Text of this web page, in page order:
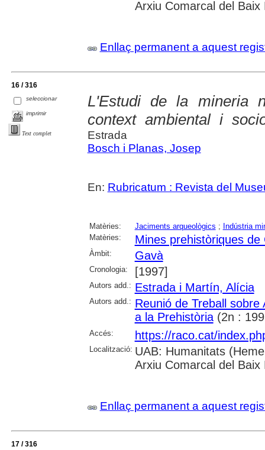
Arxiu Comarcal del
Enllaç permanent a aquest
16 / 316
seleccionar
imprimir
Text complet
L'Estudi de la mineria
context ambiental i
Estrada
Bosch i Planas, Josep
En: Rubricatum : Revista del
Matèries: Jaciments arqueològics ; Indústria
Matèries:
Mines prehistòriques de
Àmbit: Gavà
Cronologia: [1997]
Autors add.: Estrada i Martín, Alícia
Autors add.: Reunió de Treball
a la Prehistòria(2n :
Accés: https://raco.cat/
Localització: UAB: Humanitats
Arxiu Comarcal del
Enllaç permanent a aquest
17 / 316